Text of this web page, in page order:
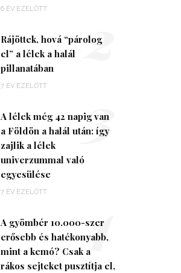
6 ÉV EZELŐTT
Rájöttek, hová “párolog
el” a lélek a halál
pillanatában
7 ÉV EZELŐTT
2
A lélek még 42 napig van
a Földön a halál után: így
zajlik a lélek
univerzummal való
egyesülése
7 ÉV EZELŐTT
3
A gyömbér 10.000-szer
erősebb és hatékonyabb,
mint a kemó? Csak a
rákos sejteket pusztítja el,
4